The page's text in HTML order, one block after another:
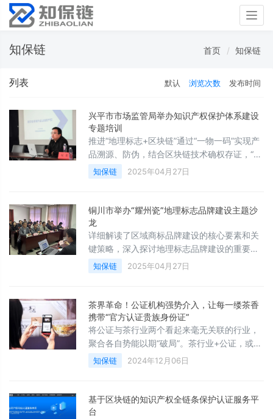
知保链 首页 知保链
列表 默认 浏览次数 发布时间
兴平市市场监管局举办知识产权保护体系建设
专题培训
推进“地理标志+区块链”通过“一物一码”实现产
品溯源、防伪，结合区块链技术确权存证，“非
遗+数智化”等融合应用场景，探索数据知识产
权登记、交易与资本化路径，培育新质生产
知保链 2025年04月27日
铜川市举办“耀州瓷”地理标志品牌建设主题沙
龙
详细解读了区域商标品牌建设的核心要素和关
键策略，深入探讨地理标志品牌建设的重要性
以及有效路径，现场演示“陕西地标码”与“知保
链”数字化解决方案，以信息化手段赋能地理标
知保链 2025年04月27日
茶界革命！公证机构强势介入，让每一缕茶香
携带“官方认证贵族身份证”
将公证与茶行业两个看起来毫无关联的行业，
聚合各自势能以期“破局”。茶行业+公证，或许
是解决茶叶乱象、信任危机的答案，或许会产
生新物种，或许是一条当代茶行业、茶品牌的
知保链 2024年12月06日
基于区块链的知识产权全链条保护认证服务平
台